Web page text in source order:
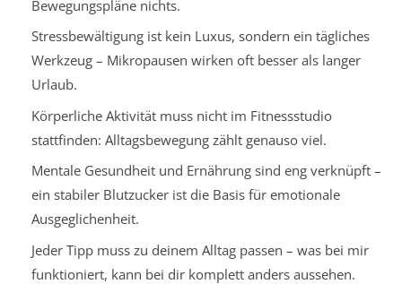
Bewegungspläne nichts.
Stressbewältigung ist kein Luxus, sondern ein tägliches
Werkzeug – Mikropausen wirken oft besser als langer
Urlaub.
Körperliche Aktivität muss nicht im Fitnessstudio
stattfinden: Alltagsbewegung zählt genauso viel.
Mentale Gesundheit und Ernährung sind eng verknüpft –
ein stabiler Blutzucker ist die Basis für emotionale
Ausgeglichenheit.
Jeder Tipp muss zu deinem Alltag passen – was bei mir
funktioniert, kann bei dir komplett anders aussehen.